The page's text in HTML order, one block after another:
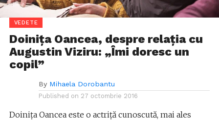
VEDETE
Doinița Oancea, despre relația cu
Augustin Viziru: „Îmi doresc un
copil”
By Mihaela Dorobantu
Published on 27 octombrie 2016
Doinița Oancea este o actriță cunoscută, mai ales